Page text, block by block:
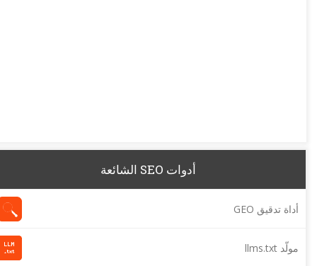
أدوات SEO الشائعة
أداة تدقيق GEO
مولّد llms.txt